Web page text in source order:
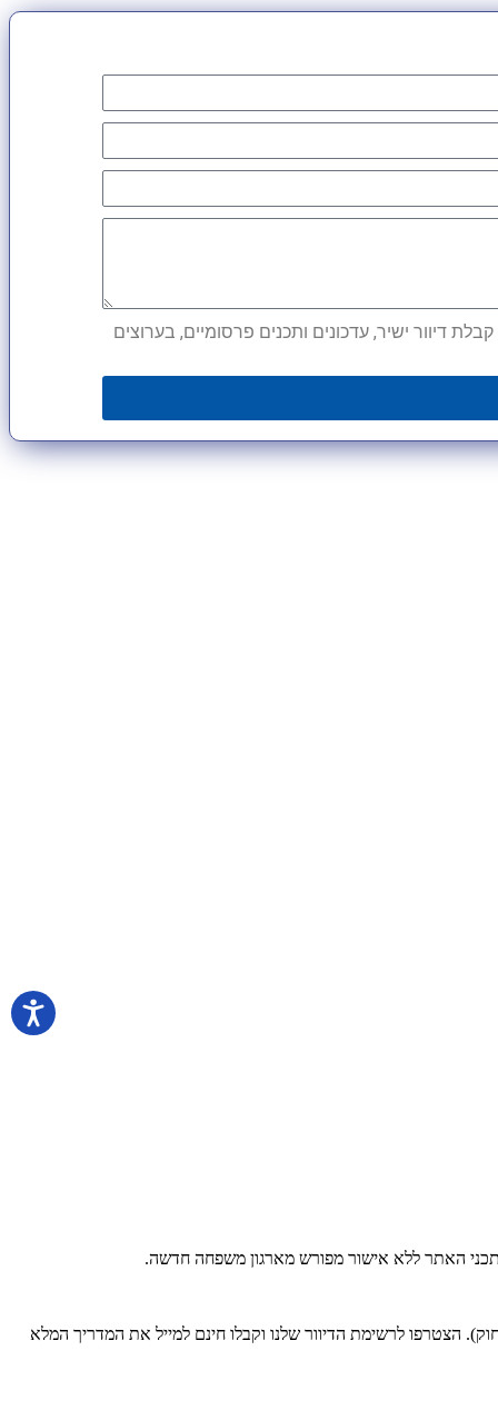
דיוור ישיר, עדכונים ותכנים פרסומיים, בערוצים
האתר ללא אישור מפורש מארגון משפחה חדשה.
הצטרפו לרשימת הדיוור שלנו וקבלו חינם למייל את המדריך המלא